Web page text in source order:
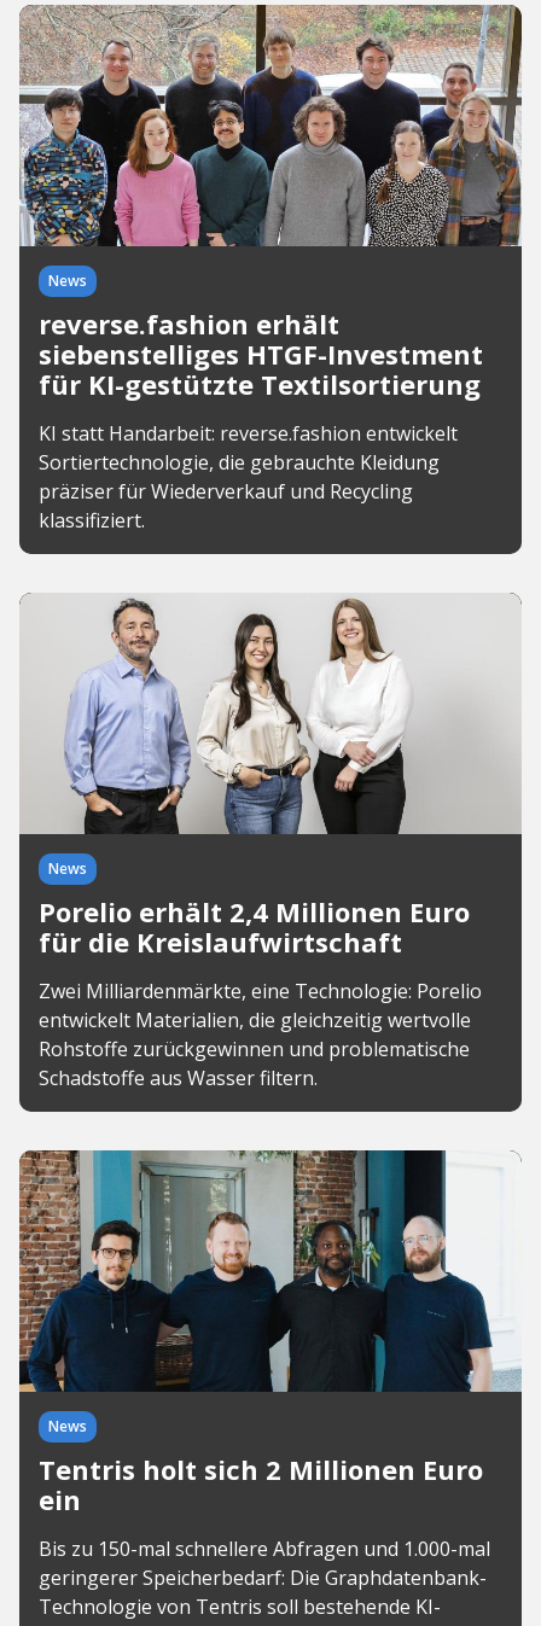
News
reverse.fashion erhält
siebenstelliges HTGF-Investment
für KI-gestützte Textilsortierung
KI statt Handarbeit: reverse.fashion entwickelt
Sortiertechnologie, die gebrauchte Kleidung
präziser für Wiederverkauf und Recycling
klassifiziert.
News
Porelio erhält 2,4 Millionen Euro
für die Kreislaufwirtschaft
Zwei Milliardenmärkte, eine Technologie: Porelio
entwickelt Materialien, die gleichzeitig wertvolle
Rohstoffe zurückgewinnen und problematische
Schadstoffe aus Wasser filtern.
News
Tentris holt sich 2 Millionen Euro
ein
Bis zu 150-mal schnellere Abfragen und 1.000-mal
geringerer Speicherbedarf: Die Graphdatenbank-
Technologie von Tentris soll bestehende KI-